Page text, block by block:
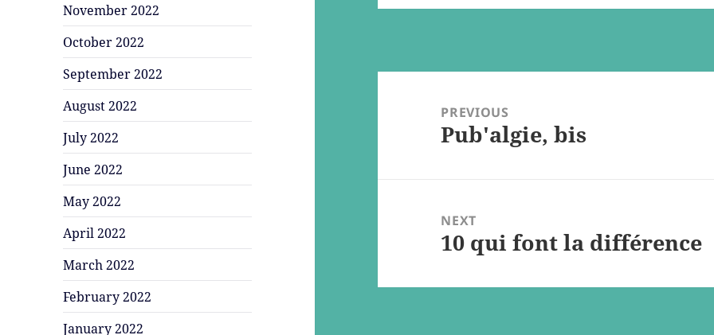
November 2022
October 2022
September 2022
August 2022
July 2022
June 2022
May 2022
April 2022
March 2022
February 2022
January 2022
navigationPREVIOUS
Previous
Pub'algie, bis
NEXT
Next
10 qui font la différence